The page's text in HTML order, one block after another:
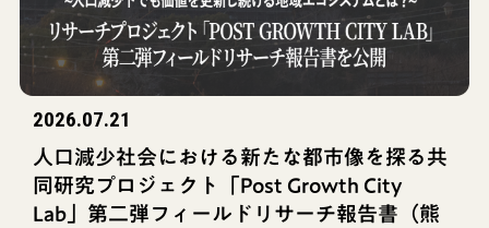
2026.07.21
人口減少社会における新たな都市像を探る共
同研究プロジェクト「Post Growth City
Lab」第二弾フィールドリサーチ報告書（熊